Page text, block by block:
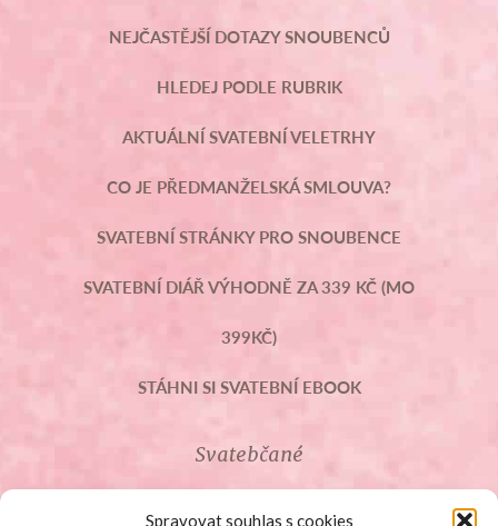
Spravovat souhlas s cookies
NEJČASTĚJŠÍ DOTAZY SNOUBENCŮ
HLEDEJ PODLE RUBRIK
AKTUÁLNÍ SVATEBNÍ VELETRHY
CO JE PŘEDMANŽELSKÁ SMLOUVA?
SVATEBNÍ STRÁNKY PRO SNOUBENCE
SVATEBNÍ DIÁŘ VÝHODNĚ ZA 339 KČ (MO
399KČ)
STÁHNI SI SVATEBNÍ EBOOK
Svatebčané
ROZCESTNÍK PRO SVATEBČANY